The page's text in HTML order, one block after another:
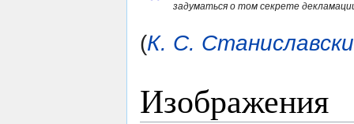
задуматься о том секрете
(К. С.
Изображения